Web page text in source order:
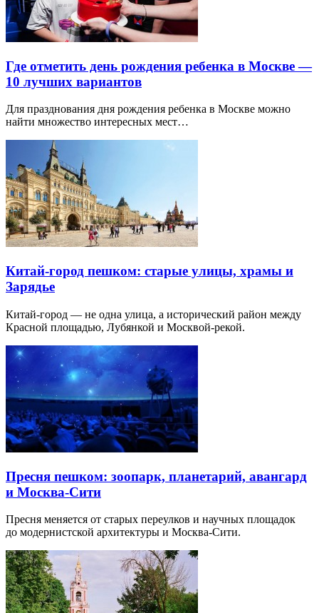
Где отметить день рождения ребенка в Москве —
10 лучших вариантов
Для празднования дня рождения ребенка в Москве можно
найти множество интересных мест…
Китай-город пешком: старые улицы, храмы и
Зарядье
Китай-город — не одна улица, а исторический район между
Красной площадью, Лубянкой и Москвой-рекой.
Пресня пешком: зоопарк, планетарий, авангард
и Москва-Сити
Пресня меняется от старых переулков и научных площадок
до модернистской архитектуры и Москва-Сити.